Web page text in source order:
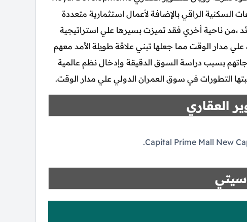
السكنية الراقي بالإضافة لأعمال استثمارية متعددة
،من ناحية أخري فقد تميزت بسيرها علي استراتيجية
مدار الوقت مما جعلها تبني علاقة طويلة الأمد معهم
بسبب دراسة السوق الدقيقة وإدخال نظم عالمية
التطورات في سوق العمران الدولي علي مدار الوقت.
العقاري
سيتي